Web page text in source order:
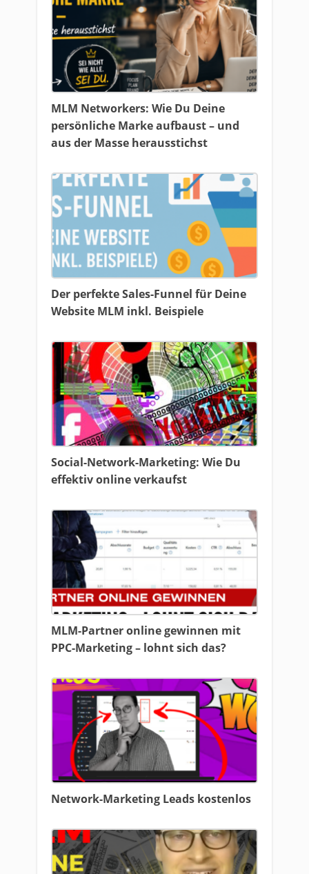
MLM Networkers: Wie Du Deine
persönliche Marke aufbaust – und
aus der Masse herausstichst
Der perfekte Sales-Funnel für Deine
Website MLM inkl. Beispiele
Social-Network-Marketing: Wie Du
effektiv online verkaufst
MLM-Partner online gewinnen mit
PPC-Marketing – lohnt sich das?
Network-Marketing Leads kostenlos